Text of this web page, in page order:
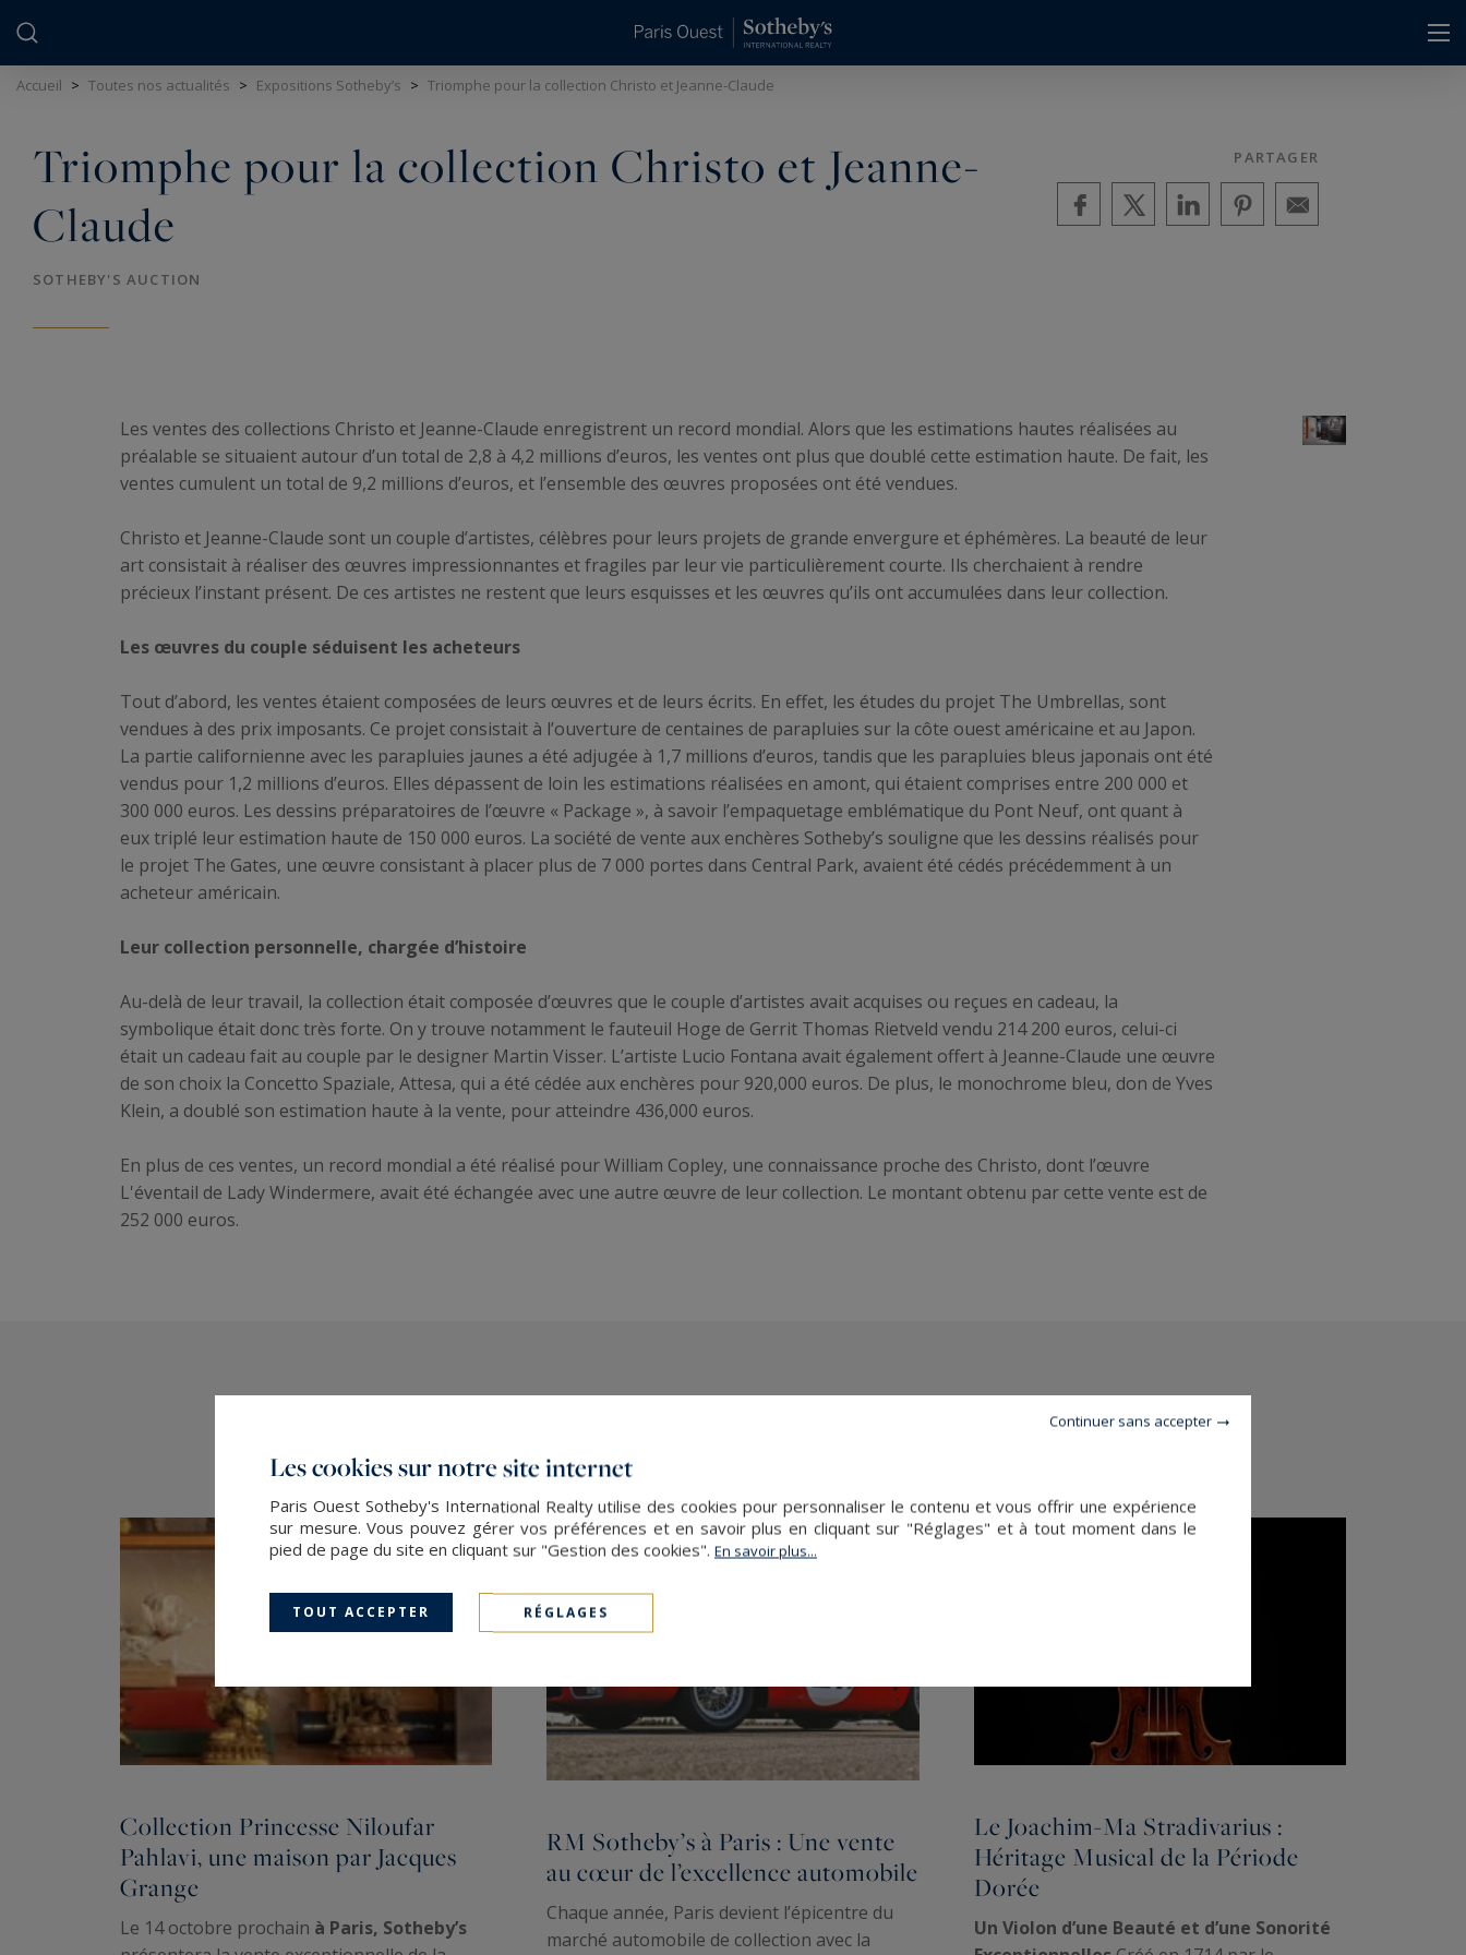
Accueil > Toutes nos actualités > Expositions Sotheby’s > Triomphe pour la collection Christo et Jeanne-Claude
Triomphe pour la collection Christo et Jeanne-
Claude
SOTHEBY'S AUCTION
PARTAGER
Les ventes des collections Christo et Jeanne-Claude enregistrent un record mondial. Alors que les estimations hautes réalisées au
préalable se situaient autour d’un total de 2,8 à 4,2 millions d’euros, les ventes ont plus que doublé cette estimation haute. De fait, les
ventes cumulent un total de 9,2 millions d’euros, et l’ensemble des œuvres proposées ont été vendues.
Christo et Jeanne-Claude sont un couple d’artistes, célèbres pour leurs projets de grande envergure et éphémères. La beauté de leur
art consistait à réaliser des œuvres impressionnantes et fragiles par leur vie particulièrement courte. Ils cherchaient à rendre
précieux l’instant présent. De ces artistes ne restent que leurs esquisses et les œuvres qu’ils ont accumulées dans leur collection.
Les œuvres du couple séduisent les acheteurs
Tout d’abord, les ventes étaient composées de leurs œuvres et de leurs écrits. En effet, les études du projet The Umbrellas, sont
vendues à des prix imposants. Ce projet consistait à l’ouverture de centaines de parapluies sur la côte ouest américaine et au Japon.
La partie californienne avec les parapluies jaunes a été adjugée à 1,7 millions d’euros, tandis que les parapluies bleus japonais ont été
vendus pour 1,2 millions d’euros. Elles dépassent de loin les estimations réalisées en amont, qui étaient comprises entre 200 000 et
300 000 euros. Les dessins préparatoires de l’œuvre « Package », à savoir l’empaquetage emblématique du Pont Neuf, ont quant à
eux triplé leur estimation haute de 150 000 euros. La société de vente aux enchères Sotheby’s souligne que les dessins réalisés pour
le projet The Gates, une œuvre consistant à placer plus de 7 000 portes dans Central Park, avaient été cédés précédemment à un
acheteur américain.
Leur collection personnelle, chargée d’histoire
Au-delà de leur travail, la collection était composée d’œuvres que le couple d’artistes avait acquises ou reçues en cadeau, la
symbolique était donc très forte. On y trouve notamment le fauteuil Hoge de Gerrit Thomas Rietveld vendu 214 200 euros, celui-ci
était un cadeau fait au couple par le designer Martin Visser. L’artiste Lucio Fontana avait également offert à Jeanne-Claude une œuvre
de son choix la Concetto Spaziale, Attesa, qui a été cédée aux enchères pour 920,000 euros. De plus, le monochrome bleu, don de Yves
Klein, a doublé son estimation haute à la vente, pour atteindre 436,000 euros.
En plus de ces ventes, un record mondial a été réalisé pour William Copley, une connaissance proche des Christo, dont l’œuvre
L'éventail de Lady Windermere, avait été échangée avec une autre œuvre de leur collection. Le montant obtenu par cette vente est de
252 000 euros.
Collection Princesse Niloufar
Pahlavi, une maison par Jacques
Grange
Le 14 octobre prochain à Paris, Sotheby’s
RM Sotheby’s à Paris : Une vente
au cœur de l’excellence automobile
Chaque année, Paris devient l’épicentre du
marché automobile de collection avec la
Le Joachim-Ma Stradivarius :
Héritage Musical de la Période
Dorée
Un Violon d’une Beauté et d’une Sonorité
Les cookies sur notre site internet
Paris Ouest Sotheby's International Realty utilise des cookies pour personnaliser le contenu et vous offrir une expérience
sur mesure. Vous pouvez gérer vos préférences et en savoir plus en cliquant sur "Réglages" et à tout moment dans le
pied de page du site en cliquant sur "Gestion des cookies". En savoir plus...
TOUT ACCEPTER RÉGLAGES
Continuer sans accepter